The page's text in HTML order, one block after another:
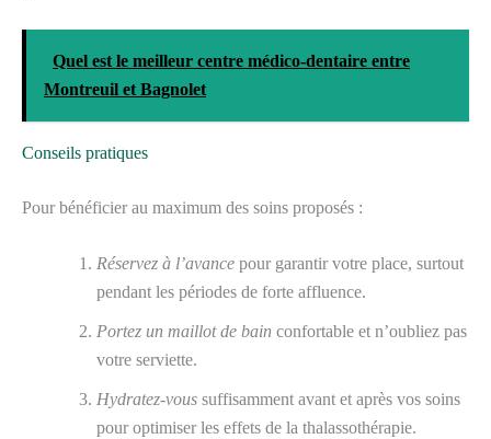
Quel est le meilleur centre médico-dentaire entre
Montreuil et Bagnolet
Conseils pratiques
Pour bénéficier au maximum des soins proposés :
Réservez à l’avance pour garantir votre place, surtout
pendant les périodes de forte affluence.
Portez un maillot de bain confortable et n’oubliez pas
votre serviette.
Hydratez-vous suffisamment avant et après vos soins
pour optimiser les effets de la thalassothérapie.